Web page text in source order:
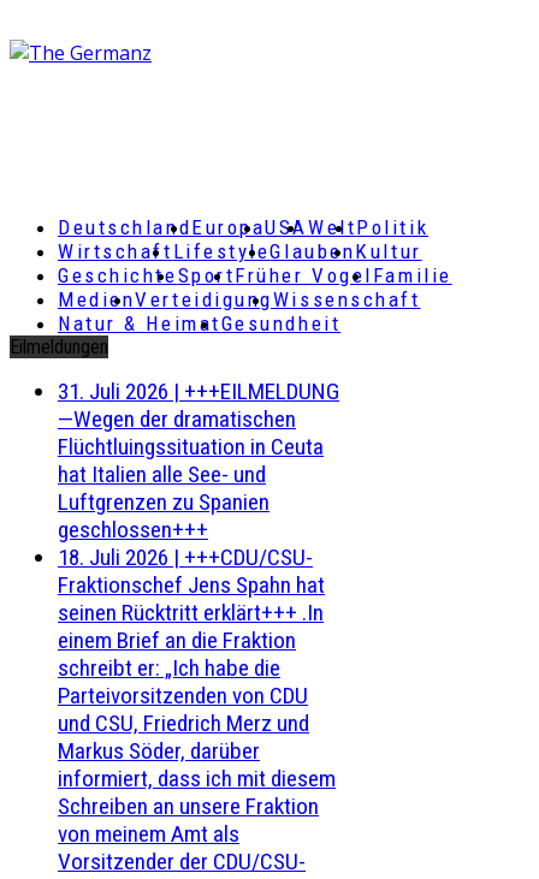
DeutschlandEuropaUSAWeltPolitik
Wirtschaft LifestyleGlaubenKultur
GeschichteSportFrüher Vogel Familie
MedienVerteidigungWissenschaft
Natur & HeimatGesundheit
Eilmeldungen
31. Juli 2026 | +++EILMELDUNG
—Wegen der dramatischen
Flüchtluingssituation in Ceuta
hat Italien alle See- und
Luftgrenzen zu Spanien
geschlossen+++
18. Juli 2026 | +++CDU/CSU-
Fraktionschef Jens Spahn hat
seinen Rücktritt erklärt+++ .In
einem Brief an die Fraktion
schreibt er: „Ich habe die
Parteivorsitzenden von CDU
und CSU, Friedrich Merz und
Markus Söder, darüber
informiert, dass ich mit diesem
Schreiben an unsere Fraktion
von meinem Amt als
Vorsitzender der CDU/CSU-